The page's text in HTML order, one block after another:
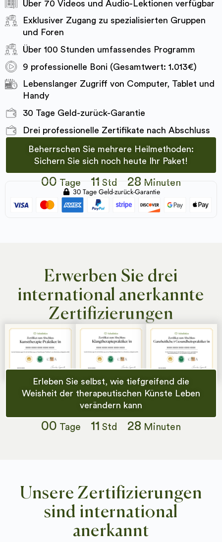
Über 70 Videos und Audio-Lektionen verfügbar
Exklusiver Zugang zu spezialisierten Gruppen
und Foren
Über 100 Stunden umfassendes Programm
9 professionelle Boni (Gesamtwert: 1.013€)
Lebenslanger Zugriff von Computer, Tablet und
Handy
30 Tage Geld-zurück-Garantie
Drei professionelle Zertifikate nach Abschluss
Beherrschen Sie mehrere Heilmethoden:
Sichern Sie sich noch heute Ihr Paket!
00 Tage 11 Std 28 Minuten
30 Tage Geld-zurück-Garantie
Erwerben Sie drei
international anerkannte
Zertifizierungen
Erleben Sie selbst, wie tiefgreifend die
Weisheit der therapeutischen Künste Leben
verändern kann
00 Tage 11 Std 28 Minuten
Unsere Zertifizierungen
sind international
anerkannt